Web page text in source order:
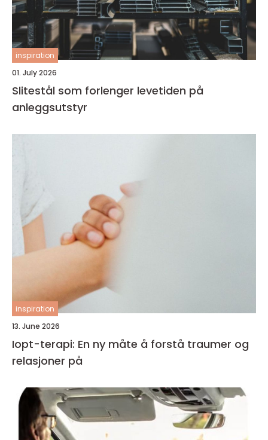
inspiration
01. July 2026
Slitestål som forlenger levetiden på
anleggsutstyr
inspiration
13. June 2026
Iopt-terapi: En ny måte å forstå traumer og
relasjoner på